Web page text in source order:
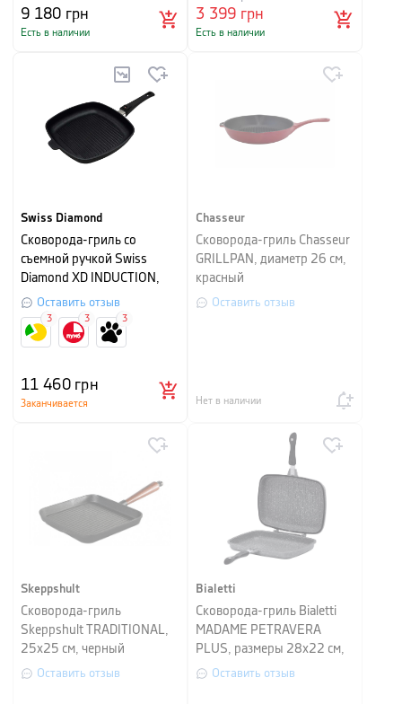
9 180 грн
Есть в наличии
3 399 грн
Есть в наличии
Swiss Diamond
Сковорода-гриль со
съемной ручкой Swiss
Diamond XD INDUCTION,
28х28 см, черный
Оставить отзыв
11 460грн
Заканчивается
3 3 3
Chasseur
Сковорода-гриль Chasseur
GRILLPAN, диаметр 26 см,
красный
Оставить отзыв
Нет в наличии
Skeppshult
Сковорода-гриль
Skeppshult TRADITIONAL,
25х25 см, черный
Оставить отзыв
Bialetti
Сковорода-гриль Bialetti
MADAME PETRAVERA
PLUS, размеры 28х22 см,
серыйОставить отзыв